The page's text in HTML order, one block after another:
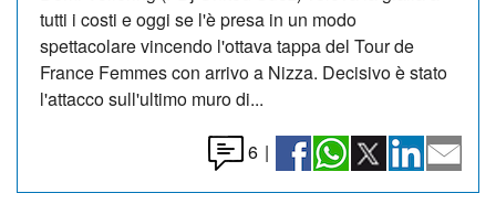
tutti i costi e oggi se l'è presa in un modo
spettacolare vincendo l'ottava tappa del Tour de
France Femmes con arrivo a Nizza. Decisivo è stato
l'attacco sull'ultimo muro di...
6 |